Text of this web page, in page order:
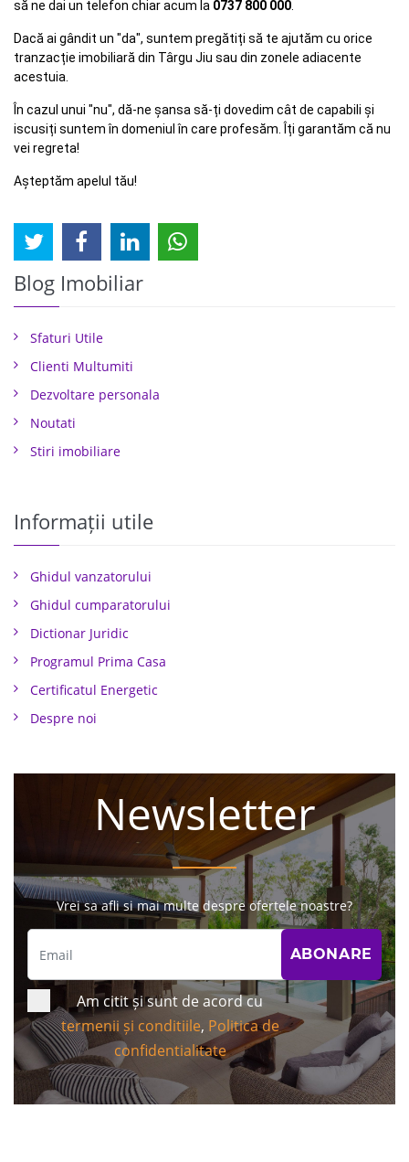
să ne dai un telefon chiar acum la 0737 800 000
Dacă ai gândit un "da", suntem pregătiți să te ajutăm cu orice
tranzacție imobiliară din Târgu Jiu sau din zonele adiacente
acestuia.
În cazul unui "nu", dă-ne șansa să-ți dovedim cât de capabili și
iscusiți suntem în domeniul în care profesăm. Îți garantăm că nu
vei regreta!
Așteptăm apelul tău!
Blog Imobiliar
Sfaturi Utile
Clienti Multumiti
Dezvoltare personala
Noutati
Stiri imobiliare
Informații utile
Ghidul vanzatorului
Ghidul cumparatorului
Dictionar Juridic
Programul Prima Casa
Certificatul Energetic
Despre noi
Newsletter
Vrei sa afli si mai multe despre ofertele noastre?
Am citit și sunt de acord cu
termenii și conditiile, Politica de
confidentialitate